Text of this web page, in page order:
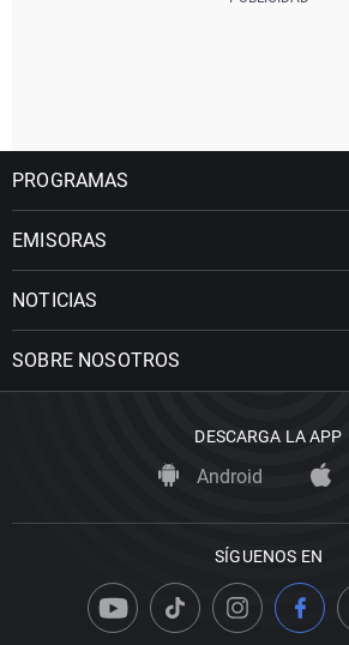
PROGRAMAS
EMISORAS
NOTICIAS
SOBRE NOSOTROS
DESCARGA LA APP
Android
SÍGUENOS EN